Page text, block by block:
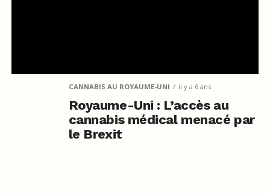
CANNABIS AU ROYAUME-UNI il y a 6 ans
Royaume-Uni : L’accès au
cannabis médical menacé par
le Brexit